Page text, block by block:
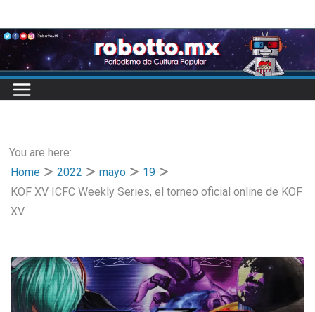
to
content
You are here:
Home
2022 mayo
19
KOF XV ICFC Weekly Series, el torneo oficial online de KOF
XV